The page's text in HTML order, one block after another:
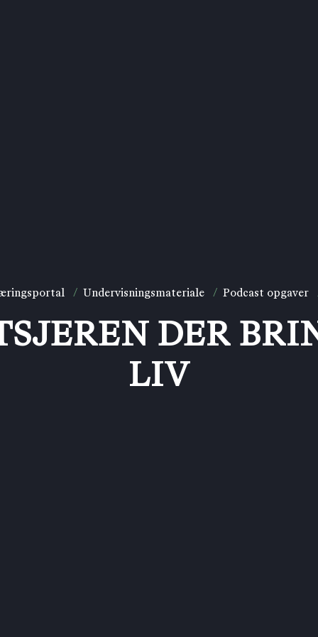
/ Undervisningsmateriale / Podcast opgaver
DER
LIV